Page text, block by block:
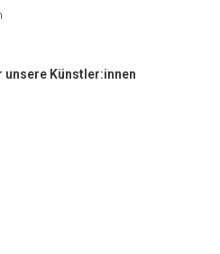
unsere Künstler:innen